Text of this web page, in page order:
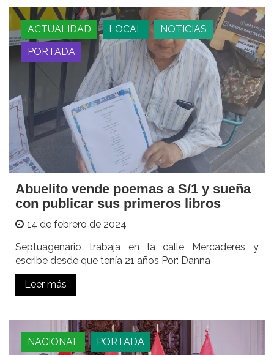
ACTUALIDAD LOCAL
NOTICIAS
PORTADA
Abuelito vende poemas a S/1 y sueña
con publicar sus primeros libros
14 de febrero de 2024
Septuagenario trabaja en la calle Mercaderes y
escribe desde que tenía 21 años Por: Danna
Leer más
NACIONAL PORTADA